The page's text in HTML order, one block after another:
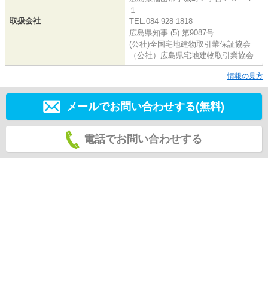
取扱会社
１
TEL:084-928-1818
広島県知事 (5) 第9087号
(公社)全国宅地建物取引業保証協会
（公社）広島県宅地建物取引業協会
情報の見方
メールでお問い合わせする(無料)
電話でお問い合わせする